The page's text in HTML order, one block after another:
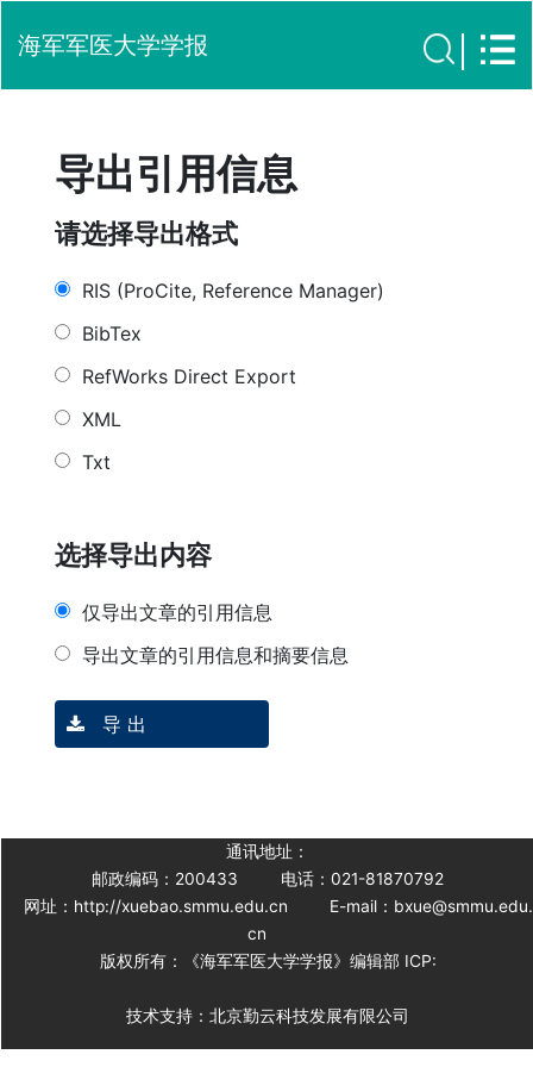
海军军医大学学报
导出引用信息
请选择导出格式
RIS (ProCite, Reference Manager)
BibTex
RefWorks Direct Export
XML
Txt
选择导出内容
仅导出文章的引用信息
导出文章的引用信息和摘要信息
导 出
通讯地址：
邮政编码：200433
电话：021-81870792
网址：http://xuebao.smmu.edu.cn
E-mail：bxue@smmu.edu.
cn
版权所有：《海军军医大学学报》编辑部 ICP:
技术支持：北京勤云科技发展有限公司